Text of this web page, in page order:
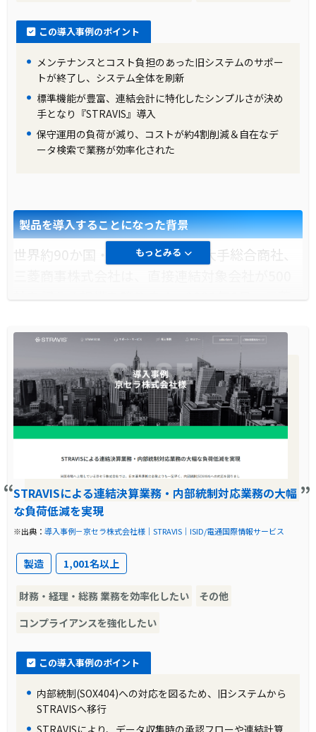
この導入事例のポイント
メンテナンスとコスト負担のあった旧システムのサポー
トが終了し、システム全体を刷新
標準機能が豊富、連結会計に特化したシンプルさが決め
手となり『STRAVIS』導入
保守運用の負荷が減り、コストが約4割削減＆自在なデ
ータ検索で業務が効率化された
もっとみる
製品を導入することになった背景
世界約90か国・地域に展開する大手総合商社、
社を超える規模を誇ります。2020年6月、三菱
結決算システムをISIDのSTRAVISに更新し、グ
ローバルに展開する連結対象会社からの決算デ
ータを一元的に管理する新しいプラットフォー
ムを導入しました。このプロジェクトの背景に
は、システムの標準機能を最大限に活用し、以
前の課題であった保守運用コストを大幅に削減
するという目的がありました。
導入前に企業が抱えていた課題
三菱商事株式会社は、2002年から使用していた
連結決算システムのサポートが2020年に終了す
るという問題に直面していました。また、旧シ
ステムはカスタマイズを重ねることで業務要件
を満たしていましたが、その結果としてシステ
員を必要とする状況が生じていました。
導入前の課題に対する解決策
三菱商事株式会社は、次期連結決算システムの
STRAVISによる連結決算業務・内部統制対応業務の大幅
な負荷低減を実現
※出典：導入事例－京セラ株式会社様｜STRAVIS｜ISID/電通国際情報サービス
製造 1,001名以上
財務・経理・総務 業務を効率化したい
その他
コンプライアンスを強化したい
この導入事例のポイント
内部統制(SOX404)への対応を図るため、旧システムから
STRAVISへ移行
STRAVISにより、データ収集時の承認フローや連結計算